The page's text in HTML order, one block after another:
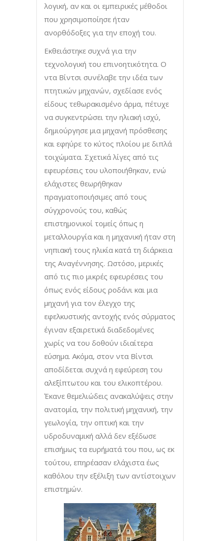
λογική, αν και οι εμπειρικές μέθοδοι
που χρησιμοποίησε ήταν
ανορθόδοξες για την εποχή του.
Εκθειάστηκε συχνά για την
τεχνολογική του επινοητικότητα. Ο
ντα Βίντσι συνέλαβε την ιδέα των
πτητικών μηχανών, σχεδίασε ενός
είδους τεθωρακισμένο άρμα, πέτυχε
να συγκεντρώσει την ηλιακή ισχύ,
δημιούργησε μια μηχανή πρόσθεσης
και εφηύρε το κύτος πλοίου με διπλά
τοιχώματα. Σχετικά λίγες από τις
εφευρέσεις του υλοποιήθηκαν, ενώ
ελάχιστες θεωρήθηκαν
πραγματοποιήσιμες από τους
σύγχρονούς του, καθώς
επιστημονικοί τομείς όπως η
μεταλλουργία και η μηχανική ήταν στη
νηπιακή τους ηλικία κατά τη διάρκεια
της Αναγέννησης. Ωστόσο, μερικές
από τις πιο μικρές εφευρέσεις του
όπως ενός είδους ροδάνι και μια
μηχανή για τον έλεγχο της
εφελκυστικής αντοχής ενός σύρματος
έγιναν εξαιρετικά διαδεδομένες
χωρίς να του δοθούν ιδιαίτερα
εύσημα. Ακόμα, στον ντα Βίντσι
αποδίδεται συχνά η εφεύρεση του
αλεξίπτωτου και του ελικοπτέρου.
Έκανε θεμελιώδεις ανακαλύψεις στην
ανατομία, την πολιτική μηχανική, την
γεωλογία, την οπτική και την
υδροδυναμική αλλά δεν εξέδωσε
επισήμως τα ευρήματά του που, ως εκ
τούτου, επηρέασαν ελάχιστα έως
καθόλου την εξέλιξη των αντίστοιχων
επιστημών.